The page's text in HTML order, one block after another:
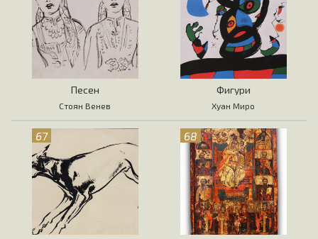
Песен
Стоян Венев
Фигури
Хуан Миро
67 68